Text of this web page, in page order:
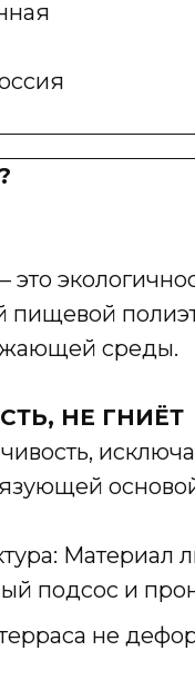
среды.
НЕ ГНИЁТ
Материал
подсос и
не